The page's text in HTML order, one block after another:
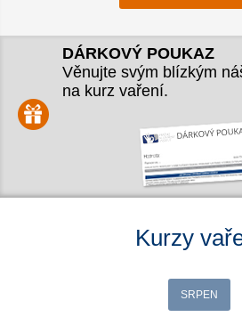
DÁRKOVÝ POUKAZ
Věnujte svým blízkým
na kurz vaření.
Kurzy
SRPEN